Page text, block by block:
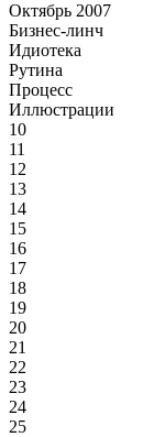
Октябрь 2007
Бизнес-линч
Идиотека
Рутина
Процесс
Иллюстрации
10
11
12
13
14
15
16
17
18
19
20
21
22
23
24
25